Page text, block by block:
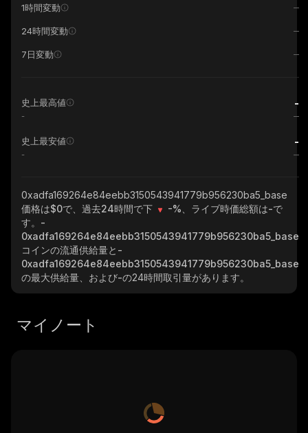
1時間変動
24時間変動
7日変動
史上最高値 -
-
史上最安値 -
-
0xadfa169264e84eebb3150543941779b956230ba5_base
価格は$0で、過去24時間で下
-% 、ライブ時価総額は-で
す。 -
0xadfa169264e84eebb3150543941779b956230ba5_base
コインの流通供給量と -
0xadfa169264e84eebb3150543941779b956230ba5_base
の最大供給量、および-の24時間取引量があります。
マイノート